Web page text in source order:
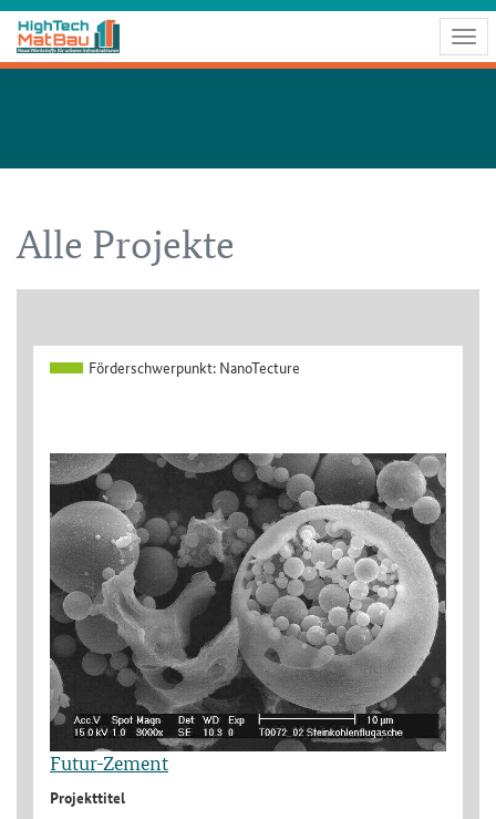
Alle Projekte
Förderschwerpunkt: NanoTecture
Futur-Zement
Projekttitel